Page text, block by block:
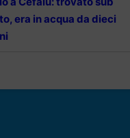
era in acqua da dieci